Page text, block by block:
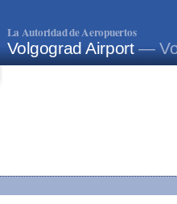
La Autoridad de Aeropuertos
Volgograd Airport—